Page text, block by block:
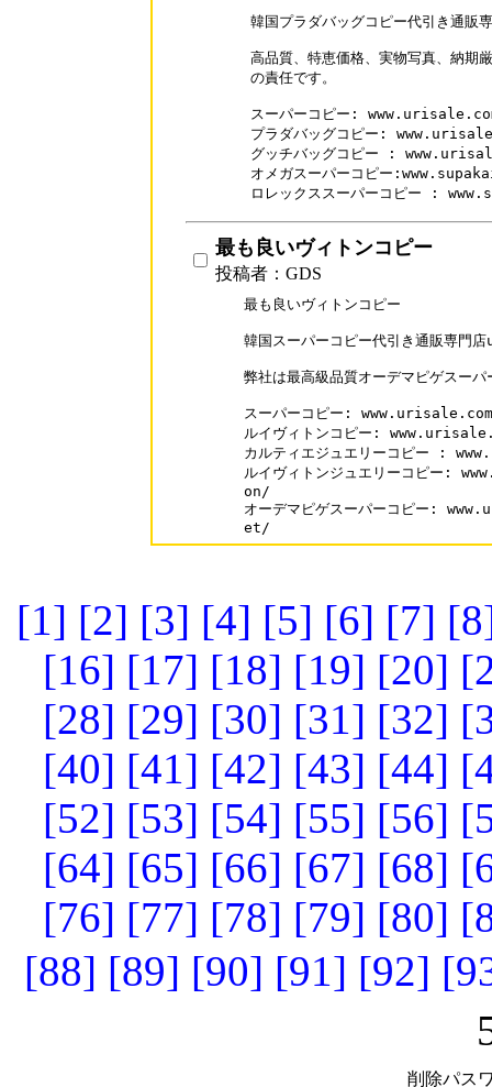
韓国プラダバッグコピー代引き通
高品質、特恵価格、実物写真、納期
の責任です。
スーパーコピー:
プラダバッグコピー:
グッチバッグコピー :
オメガスーパーコピー
ロレックススーパーコピー :
最も良いヴィトンコピー
投稿者：GDS
最も良いヴィトンコピー
韓国スーパーコピー代引き通販専門
弊社は最高級品質オーデマピゲスー
スーパーコピー: www.urisale.com
ルイヴィトンコピー:
カルティエジュエリーコピー :
ルイヴィトンジュエリーコピー
on/
オーデマピゲスーパーコピー:
et/
[1] [2] [3] [4] [5] [6] [7]
[16] [17] [18] [19] [20]
[28] [29] [30] [31] [32]
[40] [41] [42] [43] [44]
[52] [53] [54] [55] [56]
[64] [65] [66] [67] [68]
[76] [77] [78] [79] [80]
[88] [89] [90] [91] [92]
削除パス